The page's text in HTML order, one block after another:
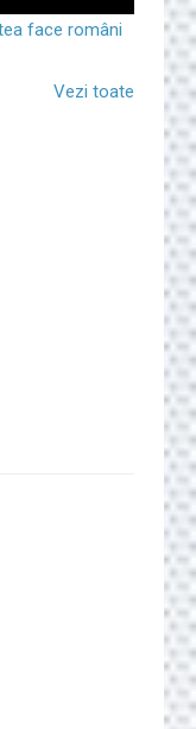
face români
Vezi toate